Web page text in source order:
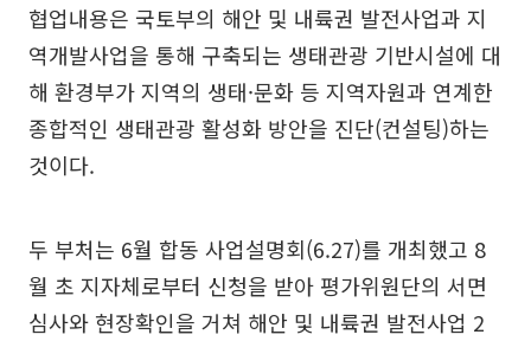
협업내용은 국토부의 해안 및 내륙권 발전사업과 지
역개발사업을 통해 구축되는 생태관광 기반시설에 대
해 환경부가 지역의 생태·문화 등 지역자원과 연계한
종합적인 생태관광 활성화 방안을 진단(컨설팅)하는
것이다.
두 부처는 6월 합동 사업설명회(6.27)를 개최했고 8
월 초 지자체로부터 신청을 받아 평가위원단의 서면
심사와 현장확인을 거쳐 해안 및 내륙권 발전사업 2